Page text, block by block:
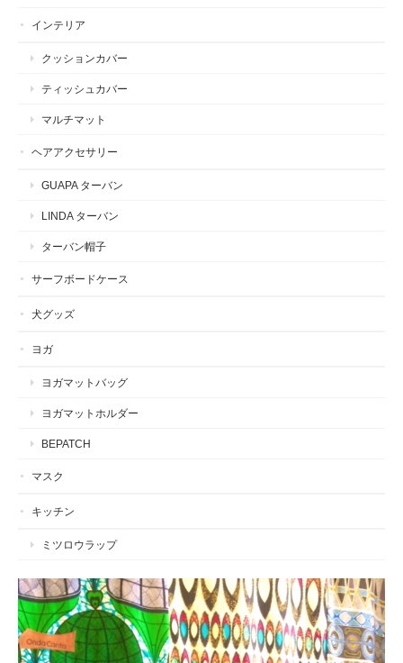
インテリア
クッションカバー
ティッシュカバー
マルチマット
ヘアアクセサリー
GUAPA ターバン
LINDA ターバン
ターバン帽子
サーフボードケース
犬グッズ
ヨガ
ヨガマットバッグ
ヨガマットホルダー
BEPATCH
マスク
キッチン
ミツロウラップ